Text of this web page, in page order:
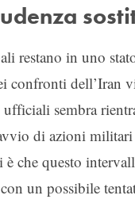
restano in uno
confronti dell’Iran
sembra
di azioni
che questo
un possibile